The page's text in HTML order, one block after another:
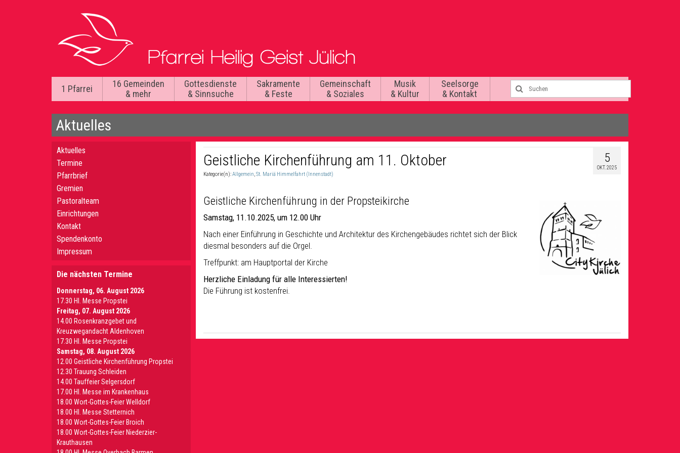
1 Pfarrei
16 Gemeinden
& mehr
Gottesdienste
& Sinnsuche
Sakramente
& Feste
Gemeinschaft
& Soziales
Musik
& Kultur
Seelsorge
& Kontakt
Aktuelles
5
OKT. 2025
Geistliche Kirchenführung am 11. Oktober
Kategorie(n):Allgemein,St. Mariä Himmelfahrt (Innenstadt)
Geistliche Kirchenführung in der Propsteikirche
Samstag, 11.10.2025, um 12.00 Uhr
Nach einer Einführung in Geschichte und Architektur des Kirchengebäudes richtet sich der Blick
diesmal besonders auf die Orgel.
Treffpunkt: am Hauptportal der Kirche
Herzliche Einladung für alle Interessierten!
Die Führung ist kostenfrei.
Aktuelles
Termine
Pfarrbrief
Gremien
Pastoralteam
Einrichtungen
Kontakt
Spendenkonto
Impressum
Die nächsten Termine
Donnerstag, 06. August 2026
17.30 Hl. Messe Propstei
Freitag, 07. August 2026
14.00 Rosenkranzgebet und
Kreuzwegandacht Aldenhoven
17.30 Hl. Messe Propstei
Samstag, 08. August 2026
12.00 Geistliche Kirchenführung Propstei
12.30 Trauung Schleiden
14.00 Tauffeier Selgersdorf
17.00 Hl. Messe im Krankenhaus
18.00 Wort-Gottes-Feier Welldorf
18.00 Hl. Messe Stetternich
18.00 Wort-Gottes-Feier Broich
18.00 Wort-Gottes-Feier Niederzier-
Krauthausen